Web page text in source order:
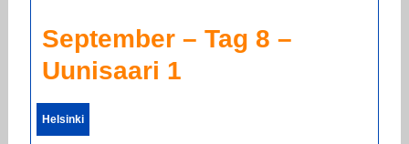
September – Tag 8 –
Uunisaari 1
Helsinki